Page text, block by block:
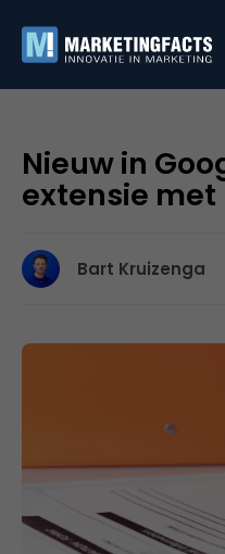
Nieuw in
extensie
Bart Kruizenga